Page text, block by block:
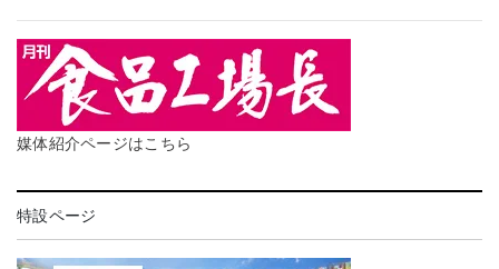
媒体紹介ページはこちら
特設ページ